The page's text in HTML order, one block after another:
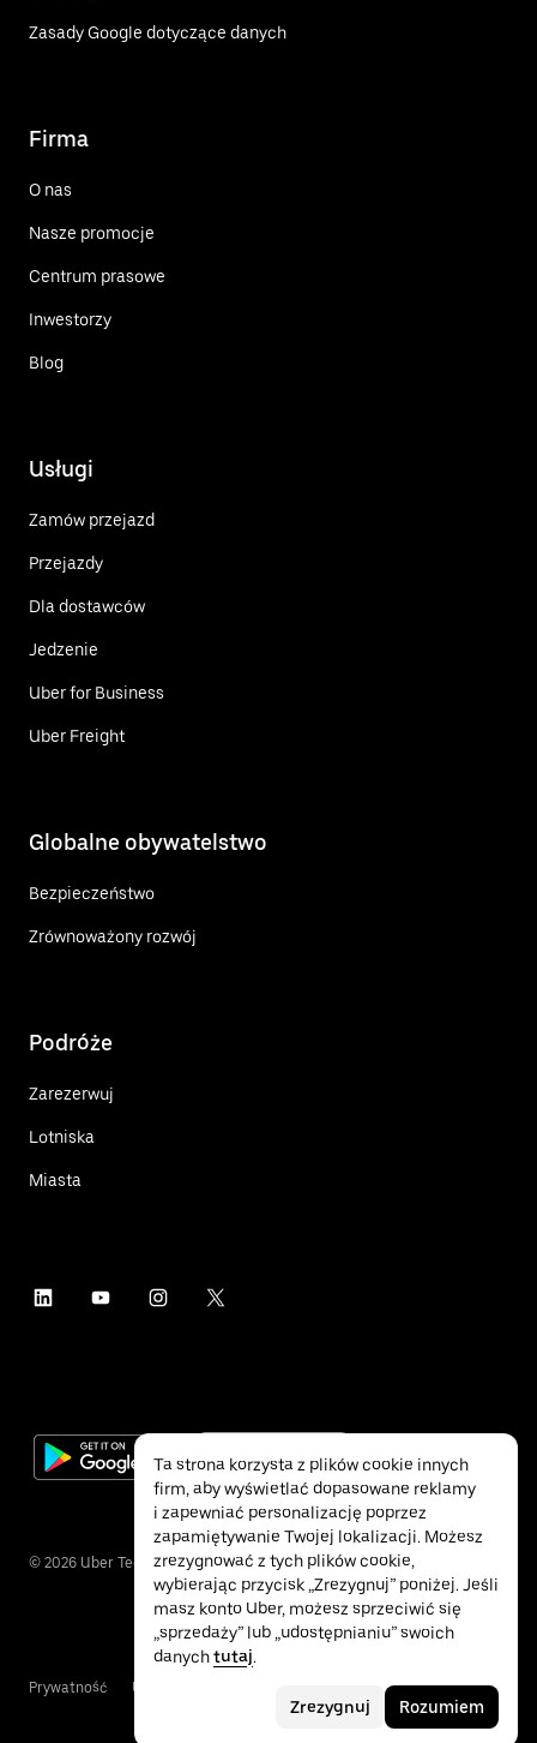
Zasady Google dotyczące danych
Firma
O nas
Nasze promocje
Centrum prasowe
Inwestorzy
Blog
Usługi
Zamów przejazd
Przejazdy
Dla dostawców
Jedzenie
Uber for Business
Uber Freight
Globalne obywatelstwo
Bezpieczeństwo
Zrównoważony rozwój
Podróże
Zarezerwuj
Lotniska
Miasta
© 2026 Uber Technologies Inc.
Prywatność Ułatwienia dostępu
Ta strona korzysta z plików cookie innych
firm, aby wyświetlać dopasowane reklamy
i zapewniać personalizację poprzez
zapamiętywanie Twojej lokalizacji. Możesz
zrezygnować z tych plików cookie,
wybierając przycisk „Zrezygnuj” poniżej. Jeśli
masz konto Uber, możesz sprzeciwić się
„sprzedaży” lub „udostępnianiu” swoich
danychtutaj.
Zrezygnuj Rozumiem